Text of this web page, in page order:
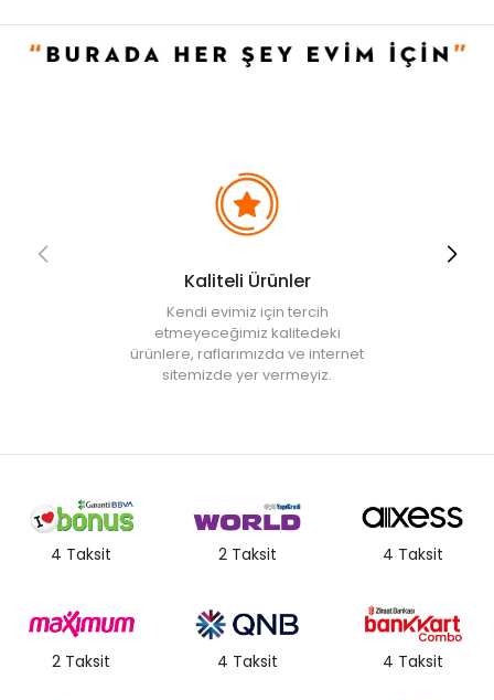
Evidea tarafından incelenecek ve uygun bulunmayan siparişler
• " Ürün görsellerinde ışık, ortam ve dijital düzenlemelere bağlı
olarak renk ve doku farklılıkları oluşabilir. "
Kaliteli Ürünler
Kendi evimiz için tercih
etmeyeceğimiz kalitedeki
ürünlere, raflarımızda ve internet
sitemizde yer vermeyiz.
4 Taksit 2 Taksit 4 Taksit
2 Taksit 4 Taksit 4 Taksit